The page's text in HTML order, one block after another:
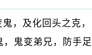
，及化回头之克，
鬼变弟兄，防手足